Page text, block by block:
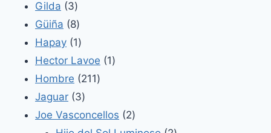
Gilda 33
productos
Güiña 88
productos
Hapay 11
producto
Hector Lavoe 11
Hombre 211211
Jaguar 33
productos
Joe Vasconcellos 22